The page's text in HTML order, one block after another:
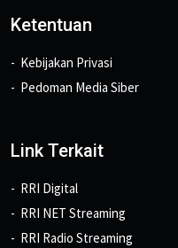
Ketentuan
Kebijakan Privasi
Pedoman Media Siber
Link Terkait
RRI Digital
RRI NET Streaming
RRI Radio Streaming